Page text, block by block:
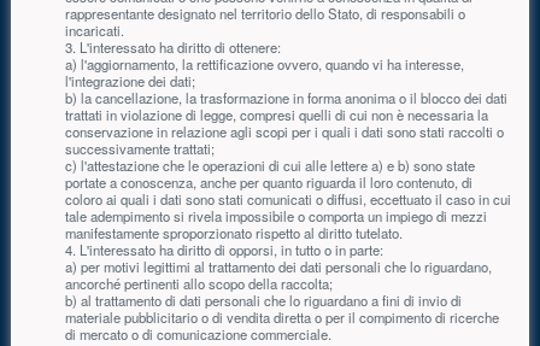
rappresentante designato nel territorio dello Stato, di responsabili o
incaricati.
3. L'interessato ha diritto di ottenere:
a) l'aggiornamento, la rettificazione ovvero, quando vi ha interesse,
l'integrazione dei dati;
b) la cancellazione, la trasformazione in forma anonima o il blocco dei dati
trattati in violazione di legge, compresi quelli di cui non è necessaria la
conservazione in relazione agli scopi per i quali i dati sono stati raccolti o
successivamente trattati;
c) l'attestazione che le operazioni di cui alle lettere a) e b) sono state
portate a conoscenza, anche per quanto riguarda il loro contenuto, di
coloro ai quali i dati sono stati comunicati o diffusi, eccettuato il caso in cui
tale adempimento si rivela impossibile o comporta un impiego di mezzi
manifestamente sproporzionato rispetto al diritto tutelato.
4. L'interessato ha diritto di opporsi, in tutto o in parte:
a) per motivi legittimi al trattamento dei dati personali che lo riguardano,
ancorché pertinenti allo scopo della raccolta;
b) al trattamento di dati personali che lo riguardano a fini di invio di
materiale pubblicitario o di vendita diretta o per il compimento di ricerche
di mercato o di comunicazione commerciale.